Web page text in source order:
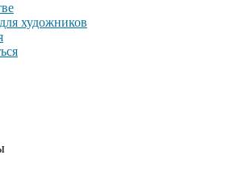
художников